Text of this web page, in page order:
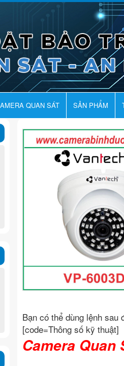
QUAN SÁT SẢN PHẨM
Bạn có thể dùng lệnh sau
[code=Thông số kỹ thuật]
Camera Quan